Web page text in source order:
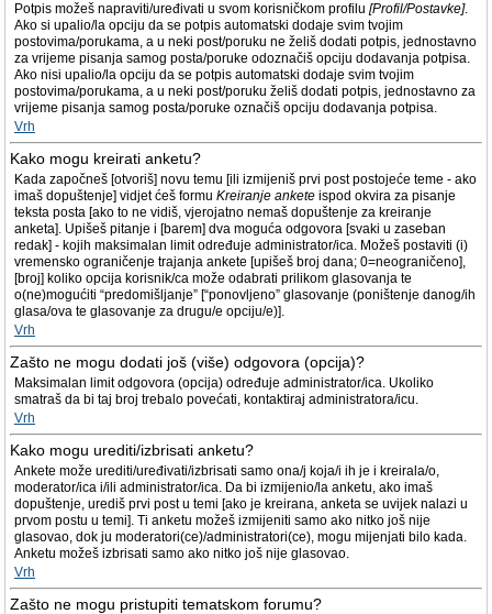
Potpis možeš napraviti/uređivati u svom korisničkom profilu [Profil/Postavke].
Ako si upalio/la opciju da se potpis automatski dodaje svim tvojim
postovima/porukama, a u neki post/poruku ne želiš dodati potpis, jednostavno
za vrijeme pisanja samog posta/poruke odoznačiš opciju dodavanja potpisa.
Ako nisi upalio/la opciju da se potpis automatski dodaje svim tvojim
postovima/porukama, a u neki post/poruku želiš dodati potpis, jednostavno za
vrijeme pisanja samog posta/poruke označiš opciju dodavanja potpisa.
Vrh
Kako mogu kreirati anketu?
Kada započneš [otvoriš] novu temu [ili izmijeniš prvi post postojeće teme - ako
imaš dopuštenje] vidjet ćeš formu Kreiranje ankete ispod okvira za pisanje
teksta posta [ako to ne vidiš, vjerojatno nemaš dopuštenje za kreiranje
anketa]. Upišeš pitanje i [barem] dva moguća odgovora [svaki u zaseban
redak] - kojih maksimalan limit određuje administrator/ica. Možeš postaviti (i)
vremensko ograničenje trajanja ankete [upišeš broj dana; 0=neograničeno],
[broj] koliko opcija korisnik/ca može odabrati prilikom glasovanja te
o(ne)mogućiti “predomišljanje” [“ponovljeno” glasovanje (poništenje danog/ih
glasa/ova te glasovanje za drugu/e opciju/e)].
Vrh
Zašto ne mogu dodati još (više) odgovora (opcija)?
Maksimalan limit odgovora (opcija) određuje administrator/ica. Ukoliko
smatraš da bi taj broj trebalo povećati, kontaktiraj administratora/icu.
Vrh
Kako mogu urediti/izbrisati anketu?
Ankete može urediti/uređivati/izbrisati samo ona/j koja/i ih je i kreirala/o,
moderator/ica i/ili administrator/ica. Da bi izmijenio/la anketu, ako imaš
dopuštenje, urediš prvi post u temi [ako je kreirana, anketa se uvijek nalazi u
prvom postu u temi]. Ti anketu možeš izmijeniti samo ako nitko još nije
glasovao, dok ju moderatori(ce)/administratori(ce), mogu mijenjati bilo kada.
Anketu možeš izbrisati samo ako nitko još nije glasovao.
Vrh
Zašto ne mogu pristupiti tematskom forumu?